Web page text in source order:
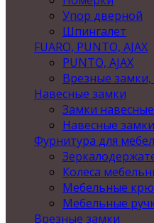
Упор дверной
Шпингалет
FUARO, PUNTO, AJAX
PUNTO, AJAX
Врезные
Навесные замки
Замки
Навесные замки
Фурнитура для
Колеса
Мебельные
Мебельные
Врезные замки